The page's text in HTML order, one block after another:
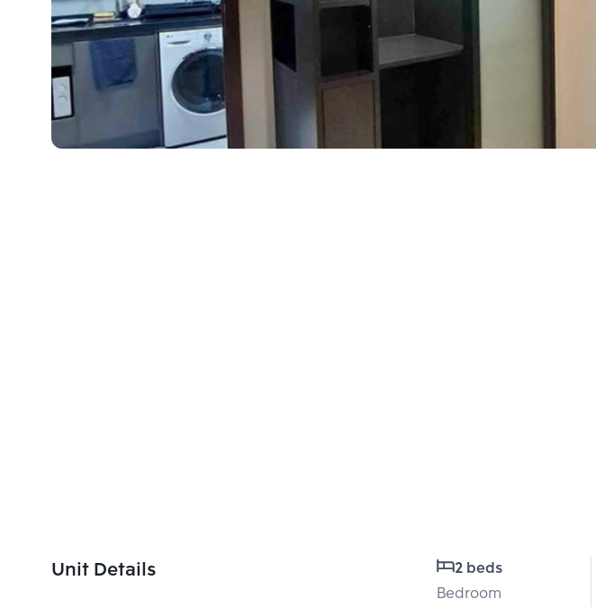
Unit Details
2 beds
Bedroom